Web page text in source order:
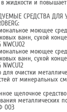
жидкости и повышает
СРЕДСТВА ДЛЯ
моющее
ванн, сухой
NWCU02
моющее
ванн, сухой
NWCU12
для очистки
от минеральных
щелочное
металлических
003